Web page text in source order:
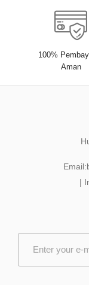
100%
Aman
Email:
|